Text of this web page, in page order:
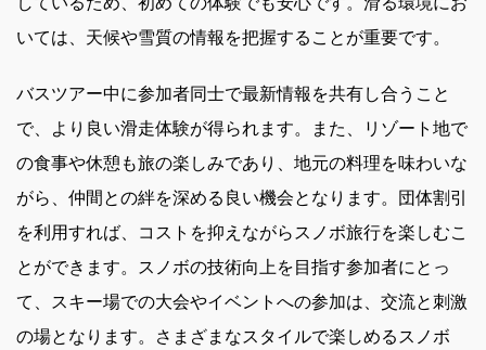
いては、天候や雪質の情報を把握することが重要です。
バスツアー中に参加者同士で最新情報を共有し合うこと
で、より良い滑走体験が得られます。また、リゾート地で
の食事や休憩も旅の楽しみであり、地元の料理を味わいな
がら、仲間との絆を深める良い機会となります。団体割引
を利用すれば、コストを抑えながらスノボ旅行を楽しむこ
とができます。スノボの技術向上を目指す参加者にとっ
て、スキー場での大会やイベントへの参加は、交流と刺激
の場となります。さまざまなスタイルで楽しめるスノボ